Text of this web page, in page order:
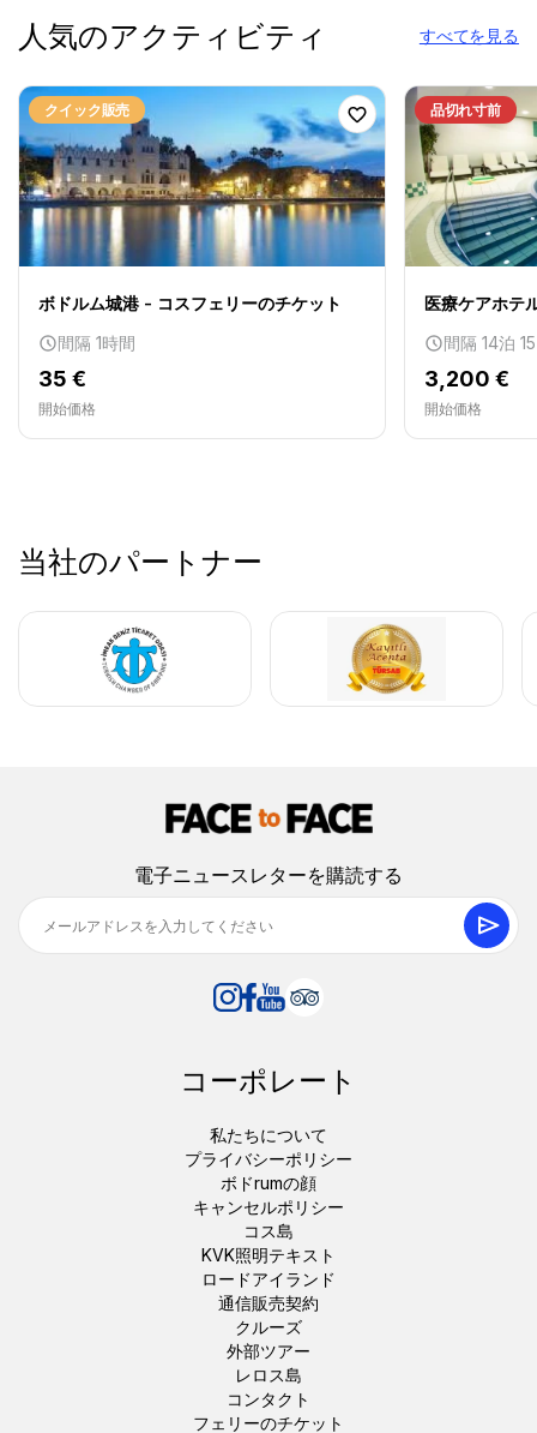
人気のアクティビティ すべてを見る
クイック販売
ボドルム城港 - コスフェリーのチケット
間隔 1時間
35 €
開始価格
品切れ寸前
医療ケアホテ
間隔 14泊
3,200 €
開始価格
当社のパートナー
電子ニュースレターを購読する
コーポレート
私たちについて
プライバシーポリシー
ボドrumの顔
キャンセルポリシー
コス島
KVK照明テキスト
ロードアイランド
通信販売契約
クルーズ
外部ツアー
レロス島
コンタクト
フェリーのチケット